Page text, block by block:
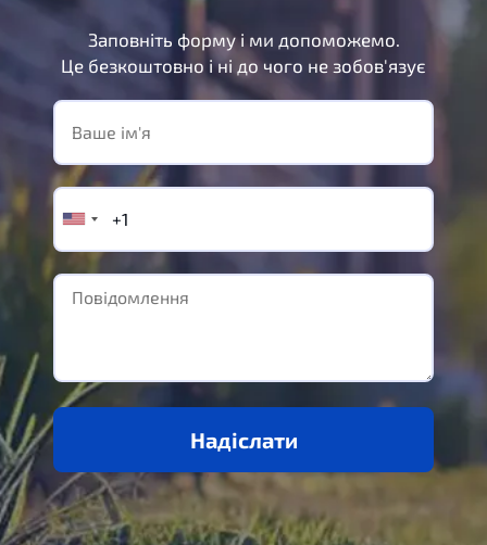
Заповніть форму і ми допоможемо.
Це безкоштовно і ні до чого не зобов'язує
Надіслати